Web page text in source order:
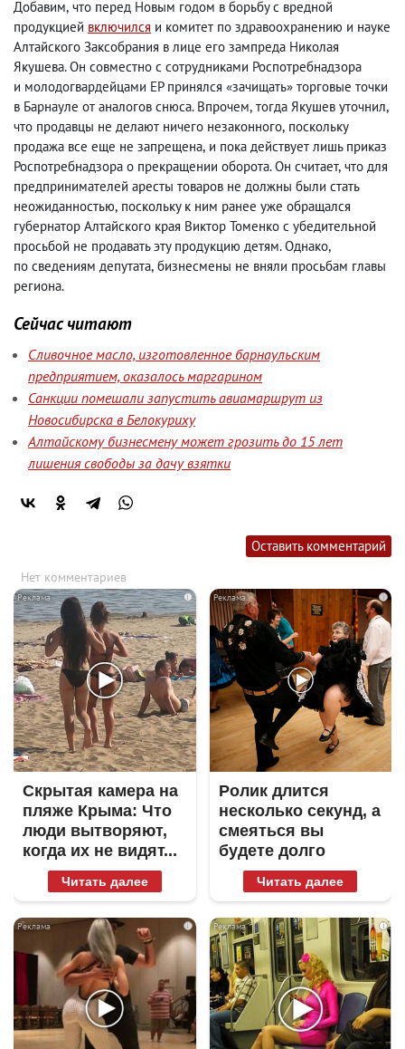
Добавим, что перед Новым годом в борьбу с вредной
продукцией включился и комитет по здравоохранению и науке
Алтайского Заксобрания в лице его зампреда Николая
Якушева. Он совместно с сотрудниками Роспотребнадзора
и молодогвардейцами ЕР принялся «зачищать» торговые точки
в Барнауле от аналогов снюса. Впрочем, тогда Якушев уточнил,
что продавцы не делают ничего незаконного, поскольку
продажа все еще не запрещена, и пока действует лишь приказ
Роспотребнадзора о прекращении оборота. Он считает, что для
предпринимателей аресты товаров не должны были стать
неожиданностью, поскольку к ним ранее уже обращался
губернатор Алтайского края Виктор Томенко с убедительной
просьбой не продавать эту продукцию детям. Однако,
по сведениям депутата, бизнесмены не вняли просьбам главы
региона.
Сейчас читают
Сливочное масло, изготовленное барнаульским
предприятием, оказалось маргарином
Санкции помешали запустить авиамаршрут из
Новосибирска в Белокуриху
Алтайскому бизнесмену может грозить до 15 лет
лишения свободы за дачу взятки
Оставить комментарий
Нет комментариев
i
Скрытая камера на
пляже Крыма: Что
люди вытворяют,
когда их не видят...
Читать далее
i
Ролик длится
несколько секунд, а
смеяться вы
будете долго
Читать далее
i i